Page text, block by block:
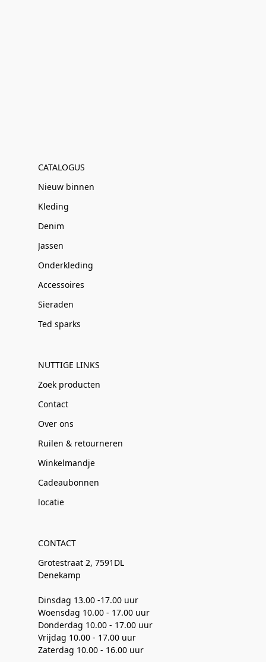
CATALOGUS
Nieuw binnen
Kleding
Denim
Jassen
Onderkleding
Accessoires
Sieraden
Ted sparks
NUTTIGE LINKS
Zoek producten
Contact
Over ons
Ruilen & retourneren
Winkelmandje
Cadeaubonnen
locatie
CONTACT
Grotestraat 2, 7591DL
Denekamp
Dinsdag 13.00 -17.00 uur
Woensdag 10.00 - 17.00 uur
Donderdag 10.00 - 17.00 uur
Vrijdag 10.00 - 17.00 uur
Zaterdag 10.00 - 16.00 uur